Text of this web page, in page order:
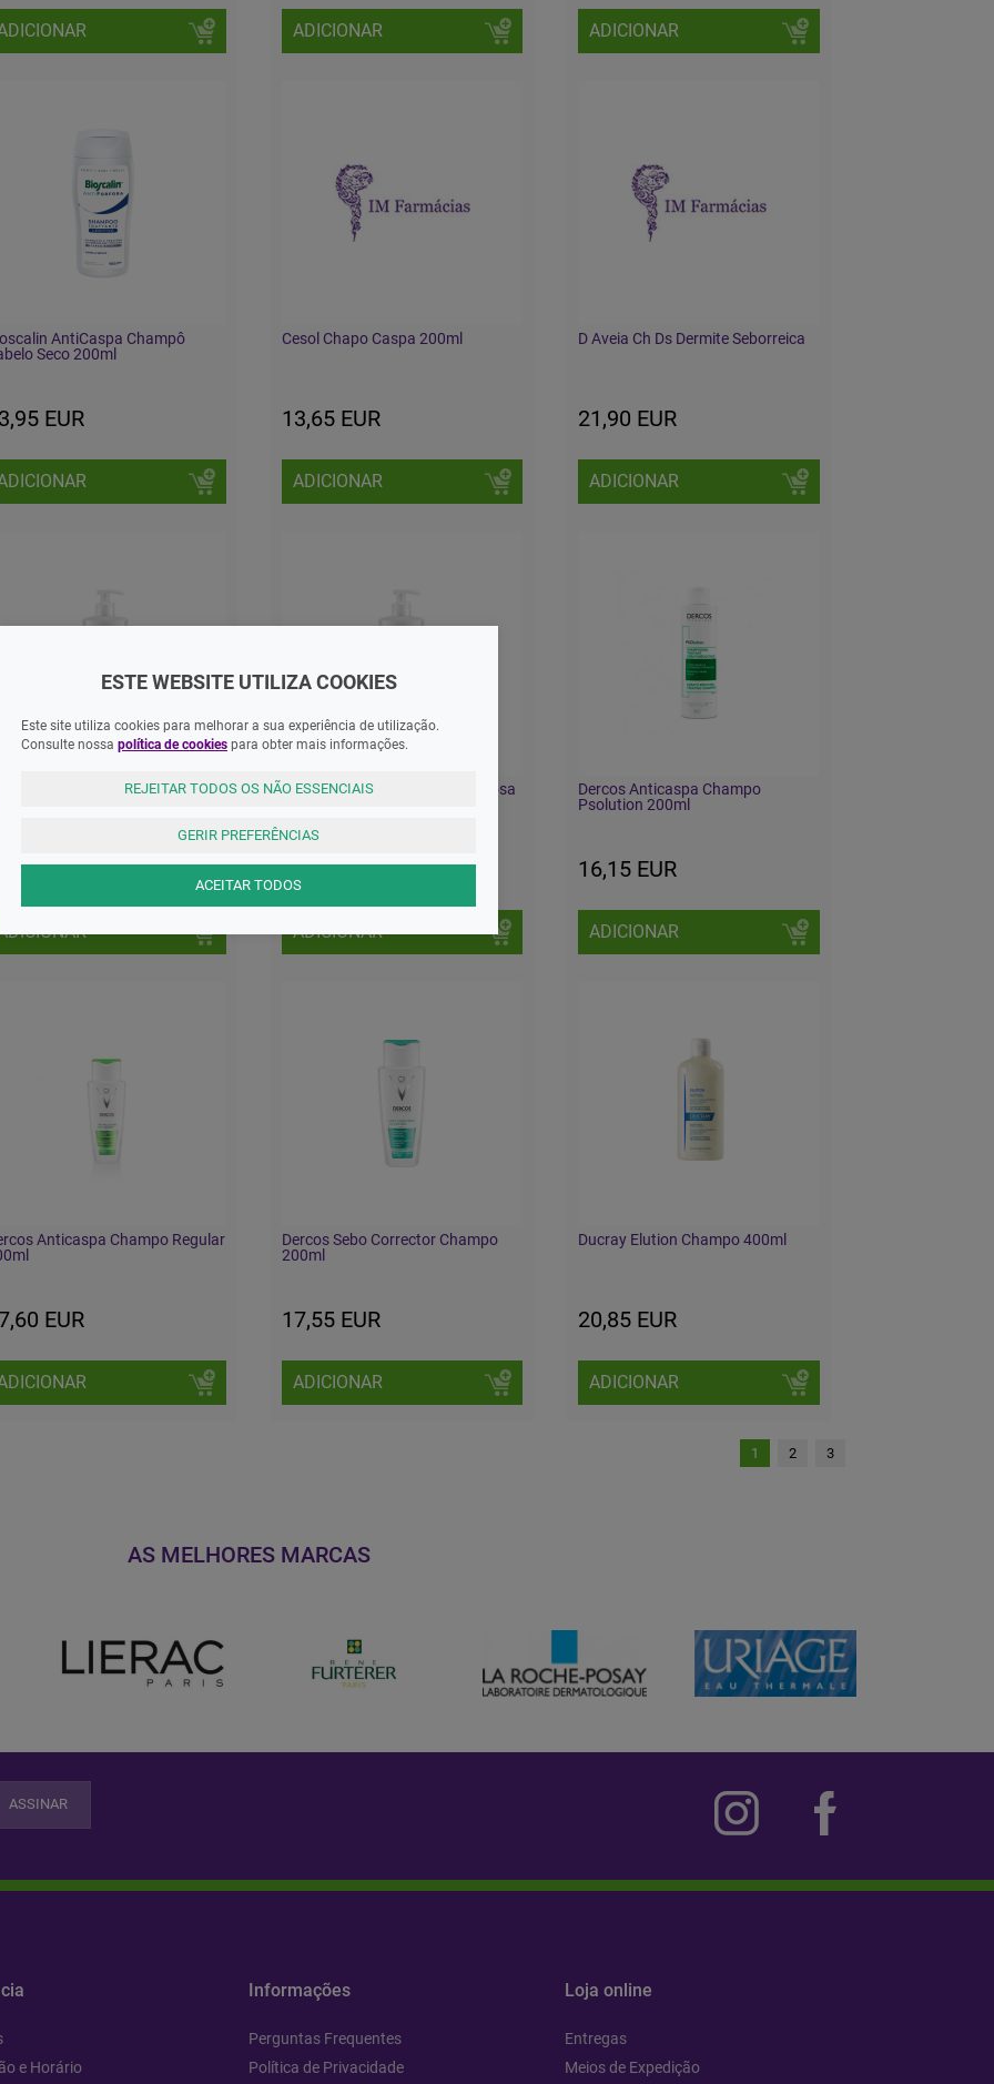
ADICIONAR ADICIONAR
AntiCaspa Champô
Seco 200ml
EUR
Cesol Chapo Caspa 200ml
13,65 EUR
ADICIONAR
D Aveia Ch Ds Dermite Seborreica
21,90 EUR
ADICIONAR
Anticaspa Champo Caspa
390ml
EUR
Dercos Anticaspa Champo Oleosa
27,34 EUR
ADICIONAR
Dercos Anticaspa Champo
Psolution 200ml
16,15 EUR
ADICIONAR
Anticaspa Champo Regular
EUR
Dercos Sebo Corrector Champo
200ml
17,55 EUR
ADICIONAR
Ducray Elution Champo 400ml
20,85 EUR
ADICIONAR
1 2 3
AS MELHORES MARCAS
ASSINAR
e Horário
Informações
Perguntas Frequentes
Política de Privacidade
Loja online
Entregas
Meios de Expedição
ESTE WEBSITE UTILIZA COOKIES
Este site utiliza cookies para melhorar a sua experiência de utilização.
Consulte nossa política de cookies para obter mais informações.
REJEITAR TODOS OS NÃO ESSENCIAIS
GERIR PREFERÊNCIAS
ACEITAR TODOS